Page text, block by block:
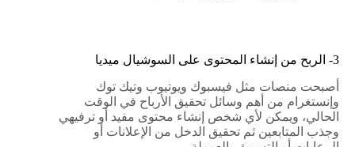
3- الربح من إنشاء المحتوى على السوشيال ميديا
أصبحت منصات مثل فيسبوك ويوتيوب وتيك توك
وإنستغرام من أهم وسائل تحقيق الأرباح في الوقت
الحالي، ويمكن لأي شخص إنشاء محتوى مفيد أو ترفيهي
وجذب المتابعين ثم تحقيق الدخل من الإعلانات أو